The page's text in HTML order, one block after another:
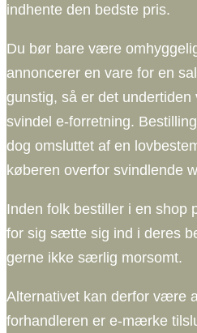
indhente den bedste pris.
Du bør bare være
annoncerer en vare for en
gunstig, så er det
svindel e-forretning.
dog omsluttet af en
køberen overfor svindlende
Inden folk bestiller i en shop
for sig sætte sig ind i deres
gerne ikke særlig morsomt.
Alternativet kan derfor være
forhandleren er e-mærke